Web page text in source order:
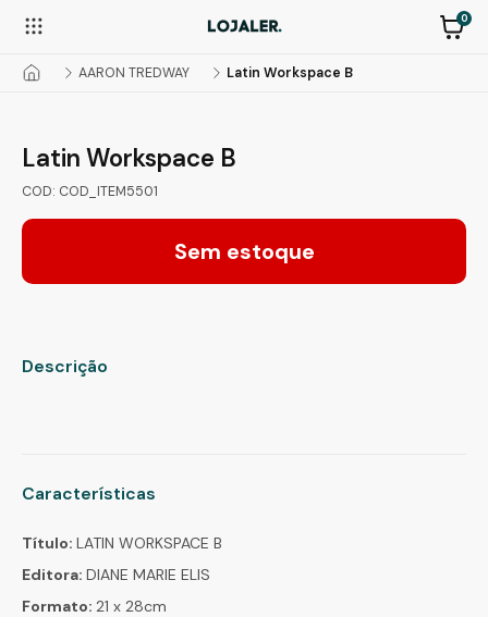
0
AARON TREDWAY Latin Workspace B
Latin Workspace B
COD: COD_ITEM5501
Sem estoque
Descrição
Características
Título: LATIN WORKSPACE B
Editora: DIANE MARIE ELIS
Formato: 21 x 28cm